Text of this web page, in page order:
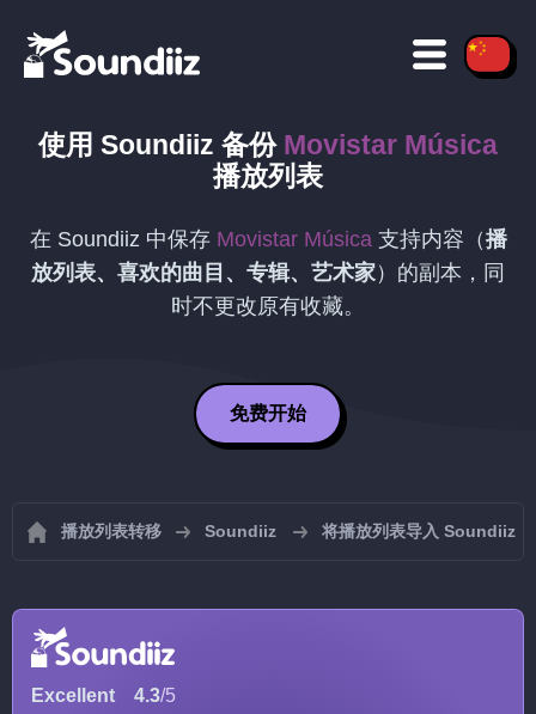
使用 Soundiiz 备份 Movistar Música
播放列表
在 Soundiiz 中保存 Movistar Música支持内容（播
放列表、喜欢的曲目、专辑、艺术家）的副本，同
时不更改原有收藏。
免费开始
播放列表转移 Soundiiz 将播放列表导入 Soundiiz
Excellent 4.3/5